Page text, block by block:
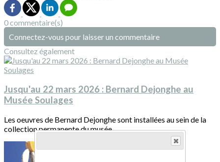
0 commentaire(s)
Connectez-vous pour laisser un commentaire
Consultez également
Jusqu'au 22 mars 2026 : Bernard Dejonghe au
Musée Soulages
Les oeuvres de Bernard Dejonghe sont installées au sein de la
collection permanente du musée...